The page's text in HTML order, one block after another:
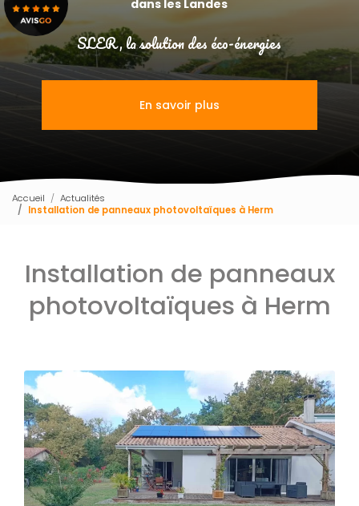
dans les Landes
SLER, la solution des éco-énergies
En savoir plus
Voir le certificat
Accueil
Actualités
Installation de panneaux photovoltaïques à Herm
Installation de panneaux
photovoltaïques à Herm